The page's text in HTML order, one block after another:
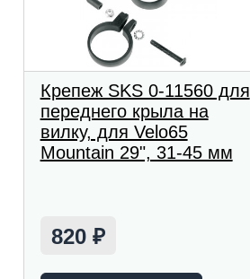
Крепеж SKS 0-11560 для
переднего крыла на
вилку, для Velo65
Mountain 29", 31-45 мм
820 ₽